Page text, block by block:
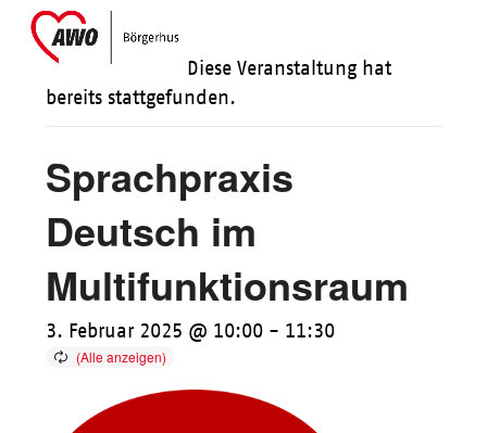
SkipOpen
mobile
Close
mobile
Diese Veranstaltung hat
bereits stattgefunden.
Sprachpraxis
Deutsch im
Multifunktionsraum
3. Februar 2025 @ 10:00 - 11:30